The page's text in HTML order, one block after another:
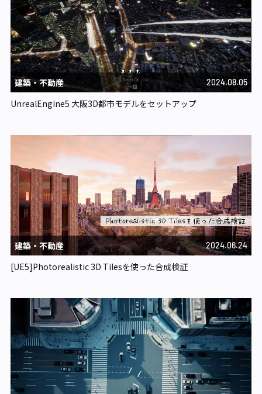
建築・不動産​​ 2024.08.05
UnrealEngine5 大阪3D都市モデルをセットアップ
建築・不動産​​ 2024.06.24
[UE5]Photorealistic 3D Tilesを使った合成検証